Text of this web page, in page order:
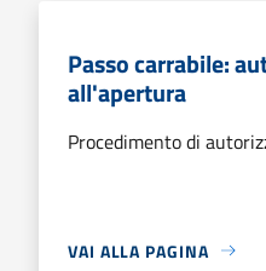
Passo carrabile:
all'apertura
Procedimento di
VAI ALLA PAGINA